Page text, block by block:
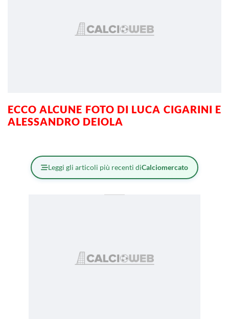
ECCO ALCUNE FOTO DI LUCA CIGARINI E
ALESSANDRO DEIOLA
Leggi gli articoli più recenti diCalciomercato